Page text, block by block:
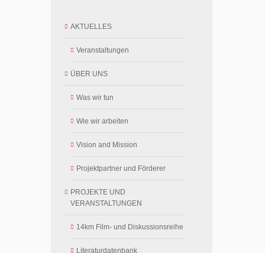
AKTUELLES
Veranstaltungen
ÜBER UNS
Was wir tun
Wie wir arbeiten
Vision and Mission
Projektpartner und Förderer
PROJEKTE UND
VERANSTALTUNGEN
14km Film- und Diskussionsreihe
Literaturdatenbank